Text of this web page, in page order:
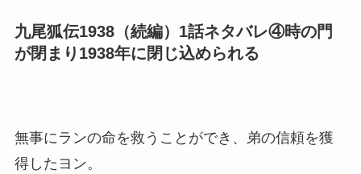
九尾狐伝1938（続編）1話ネタバレ④時の門
が閉まり1938年に閉じ込められる
無事にランの命を救うことができ、弟の信頼を獲
得したヨン。